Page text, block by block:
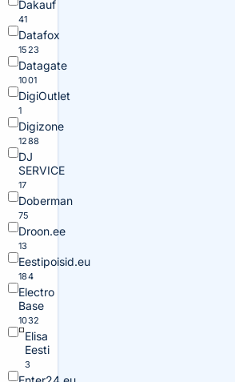
Dakauf
41
Datafox
1523
Datagate
1001
DigiOutlet
1
Digizone
1288
DJ
SERVICE
17
Doberman
75
Droon.ee
13
Eestipoisid.eu
184
Electro
Base
1032
Elisa
Eesti
3